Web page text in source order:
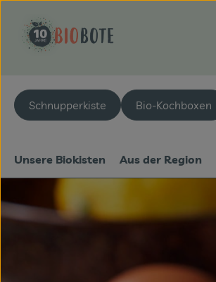
Schnupperkiste Bio-Kochboxen
Unsere Biokisten Aus der Region